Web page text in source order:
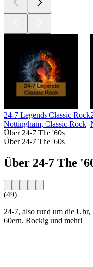
24-7 Legends Classic Rock
Nottingham, Classic Rock
Über 24-7 The '60s
Über 24-7 The '60s
Über 24-7 The
(49)
24-7, also rund um die Uhr,
60ern. Rockig und mehr!